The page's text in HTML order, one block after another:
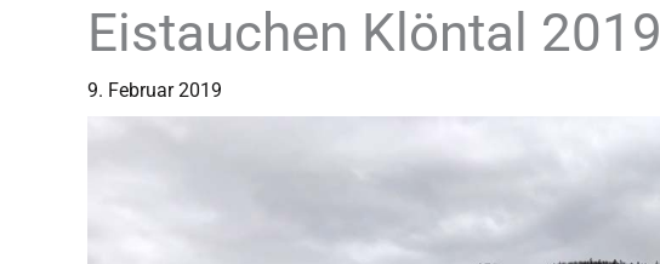
Eistauchen Klöntal 2019
9. Februar 2019